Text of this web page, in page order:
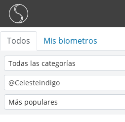
Todos Mis biometros